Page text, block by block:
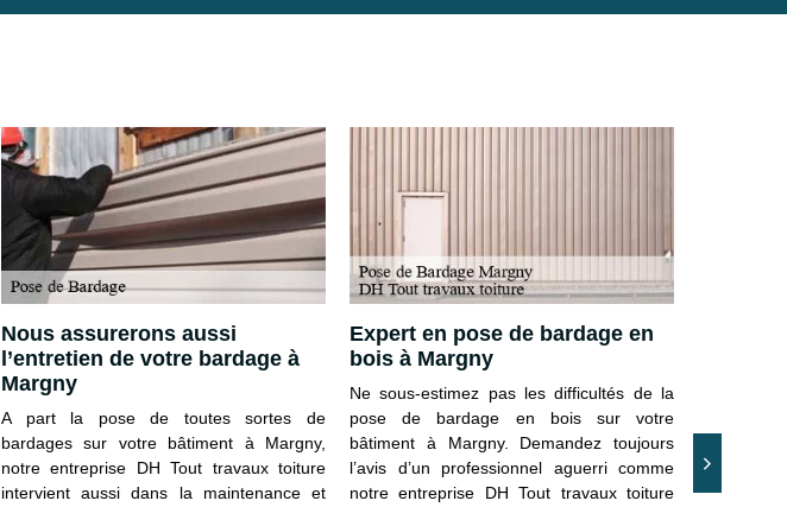
Nous assurerons aussi
l’entretien de votre bardage à
Margny
A part la pose de toutes sortes de
bardages sur votre bâtiment à Margny,
notre entreprise DH Tout travaux toiture
intervient aussi dans la maintenance et
Expert en pose de bardage en
bois à Margny
Ne sous-estimez pas les difficultés de la
pose de bardage en bois sur votre
bâtiment à Margny. Demandez toujours
l’avis d’un professionnel aguerri comme
notre entreprise DH Tout travaux toiture
matière
partout